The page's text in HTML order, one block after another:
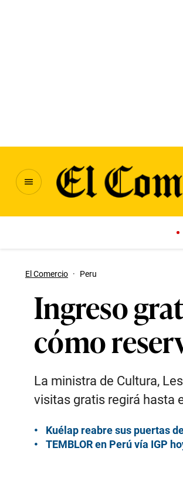
El Comercio · Peru
Ingreso
cómo
La ministra de Cultura,
visitas gratis regirá hasta
Kuélap reabre sus puertas
TEMBLOR en Perú vía IGP